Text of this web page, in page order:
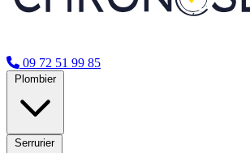
09 72 51 99 85
Plombier
Serrurier